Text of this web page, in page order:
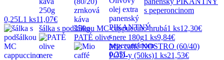
s peperoncinom
0,25L1 ks11,07€
šálka s podšálkou MC cappuccino hrubá1 ks12,30€
PATÉ olive nere 180g1 ks9,84€
Mio caffé NOSTRO (60/40)
POD-y (50ks)1 ks21,53€